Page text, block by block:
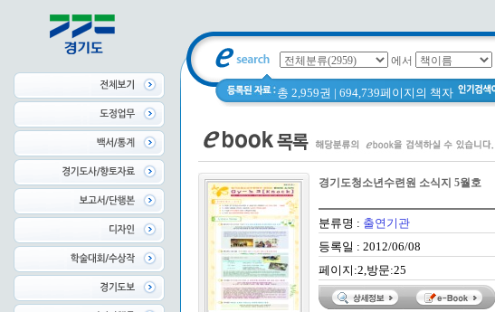
에서
총 2,959권 | 694,739페이지의 책자
경기도청소년수련원 소식지 5월호
분류명 : 출연기관
등록일 : 2012/06/08
페이지:2,방문:25